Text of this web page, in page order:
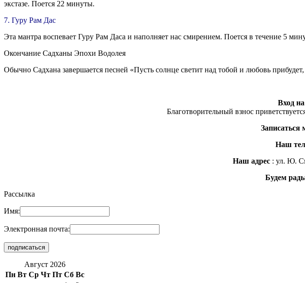
экстазе. Поется 22 минуты.
7. Гуру Рам Дас
Эта мантра воспевает Гуру Рам Даса и наполняет нас смирением. Поется в течение 5
Окончание Садханы Эпохи Водолея
Обычно Садхана завершается песней «Пусть солнце светит над тобой и любовь
Вход
Благотворительный взнос
Записаться
Наш
Наш адрес : ул. Ю.
Будем
Рассылка
Имя:
Электронная почта:
Август 2026
Пн Вт Ср Чт Пт Сб Вс